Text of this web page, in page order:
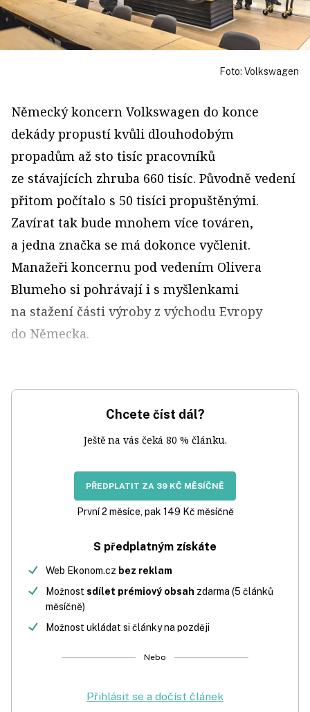
Foto: Volkswagen
Německý koncern Volkswagen do konce
dekády propustí kvůli dlouhodobým
propadům až sto tisíc pracovníků
ze stávajících zhruba 660 tisíc. Původně vedení
přitom počítalo s 50 tisíci propuštěnými.
Zavírat tak bude mnohem více továren,
a jedna značka se má dokonce vyčlenit.
Manažeři koncernu pod vedením Olivera
Blumeho si pohrávají i s myšlenkami
na stažení části výroby z východu Evropy
do Německa.
Chcete číst dál?
Ještě na vás čeká 80 % článku.
PŘEDPLATIT ZA 39 KČ MĚSÍČNĚ
První 2 měsíce, pak 149 Kč měsíčně
S předplatným získáte
Web Ekonom.cz bez reklam
Možnost sdílet prémiový obsah zdarma (5 článků
měsíčně)
Možnost ukládat si články na později
Nebo
Přihlásit se a dočíst článek